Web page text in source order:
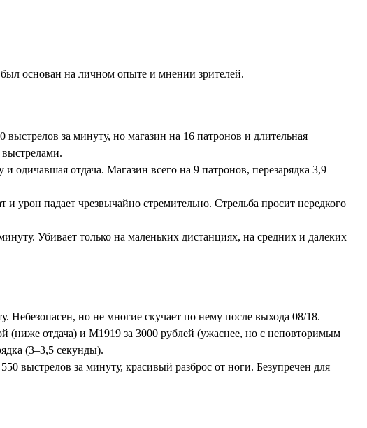
основан на личном опыте и мнении зрителей.
за минуту, но магазин на 16 патронов и длительная
отдача. Магазин всего на 9 патронов, перезарядка 3,9
падает чрезвычайно стремительно. Стрельба просит нередкого
Убивает только на маленьких дистанциях, на средних и далеких
Небезопасен, но не многие скучает по нему после выхода 08/18.
отдача) и M1919 за 3000 рублей (ужаснее, но с неповторимым
(3–3,5 секунды).
выстрелов за минуту, красивый разброс от ноги. Безупречен для